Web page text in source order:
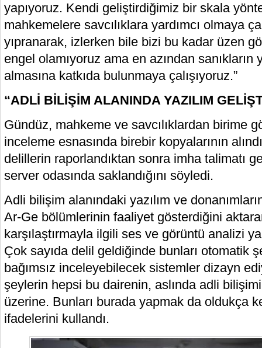
yapıyoruz. Kendi geliştirdiğimiz bir skala
mahkemelere savcılıklara yardımcı olmaya
yıpranarak, izlerken bile bizi bu kadar üzen
engel olamıyoruz ama en azından sanıkların
almasına katkıda bulunmaya çalışıyoruz.”
“ADLİ BİLİŞİM ALANINDA YAZILIM
Gündüz, mahkeme ve savcılıklardan birime
inceleme esnasında birebir kopyalarının
delillerin raporlandıktan sonra imha talimatı
server odasında saklandığını söyledi.
Adli bilişim alanındaki yazılım ve
Ar-Ge bölümlerinin faaliyet gösterdiğini
karşılaştırmayla ilgili ses ve görüntü analizi
Çok sayıda delil geldiğinde bunları otomatik
bağımsız inceleyebilecek sistemler dizayn
şeylerin hepsi bu dairenin, aslında adli
üzerine. Bunları burada yapmak da oldukça
ifadelerini kullandı.